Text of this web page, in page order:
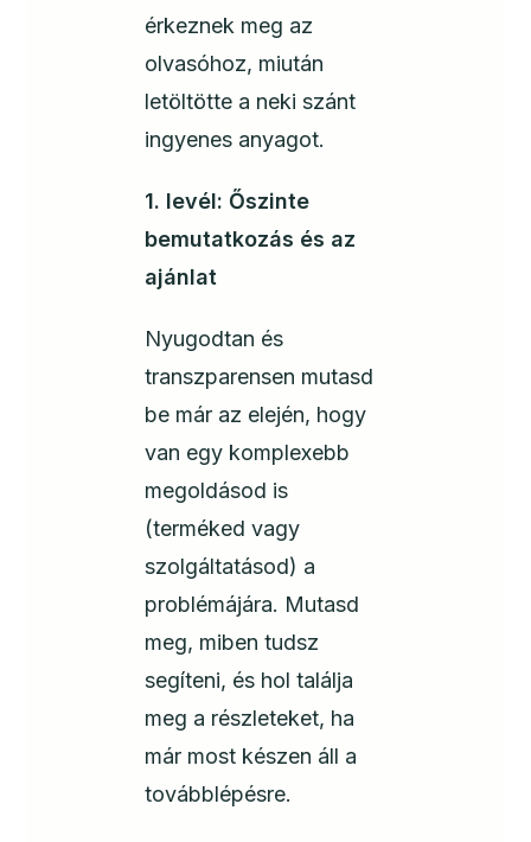
érkeznek meg az
olvasóhoz, miután
letöltötte a neki szánt
ingyenes anyagot.
1. levél: Őszinte
bemutatkozás és az
ajánlat
Nyugodtan és
transzparensen mutasd
be már az elején, hogy
van egy komplexebb
megoldásod is
(terméked vagy
szolgáltatásod) a
problémájára. Mutasd
meg, miben tudsz
segíteni, és hol találja
meg a részleteket, ha
már most készen áll a
továbblépésre.